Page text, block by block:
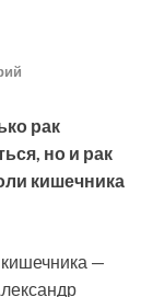
рак
но и рак
кишечника
—